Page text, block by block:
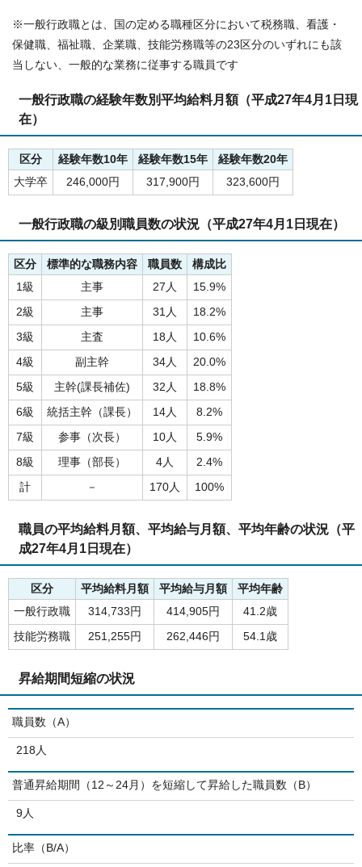
※一般行政職とは、国の定める職種区分において税務職、看護・
保健職、福祉職、企業職、技能労務職等の23区分のいずれにも該
当しない、一般的な業務に従事する職員です
一般行政職の経験年数別平均給料月額（平成27年4月1日現
在）
区分 経験年数10年 経験年数15年
経験年数20年
大学卒
246,000円 317,900円 323,600円
一般行政職の級別職員数の状況（平成27年4月1日現在）
区分 標準的な職務内容 職員数
構成比
1級
主事 27人 15.9%
2級 主事 31人 18.2%
3級 主査 18人 10.6%
4級 副主幹 34人 20.0%
5級 主幹(課長補佐) 32人 18.8%
6級 統括主幹（課長） 14人 8.2%
7級 参事（次長） 10人 5.9%
8級 理事（部長） 4人 2.4%
計 － 170人 100%
職員の平均給料月額、平均給与月額、平均年齢の状況（平
成27年4月1日現在）
区分 平均給料月額 平均給与月額
平均年齢
一般行政職
314,733円 414,905円 41.2歳
技能労務職 251,255円 262,446円 54.1歳
昇給期間短縮の状況
職員数（A）
218人
普通昇給期間（12～24月）を短縮して昇給した職員数（B）
9人
比率（B/A）